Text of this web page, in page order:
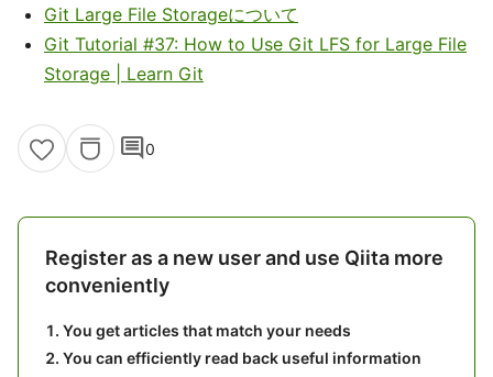
Git Large File Storageについて
Git Tutorial #37: How to Use Git LFS for Large File
Storage | Learn Git
comment0
Register as a new user and use Qiita more
conveniently
You get articles that match your needs
You can efficiently read back useful information